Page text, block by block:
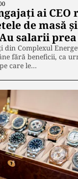
ai CEO
de masă
salarii
din Complexul
fără beneficii, ca
care le…